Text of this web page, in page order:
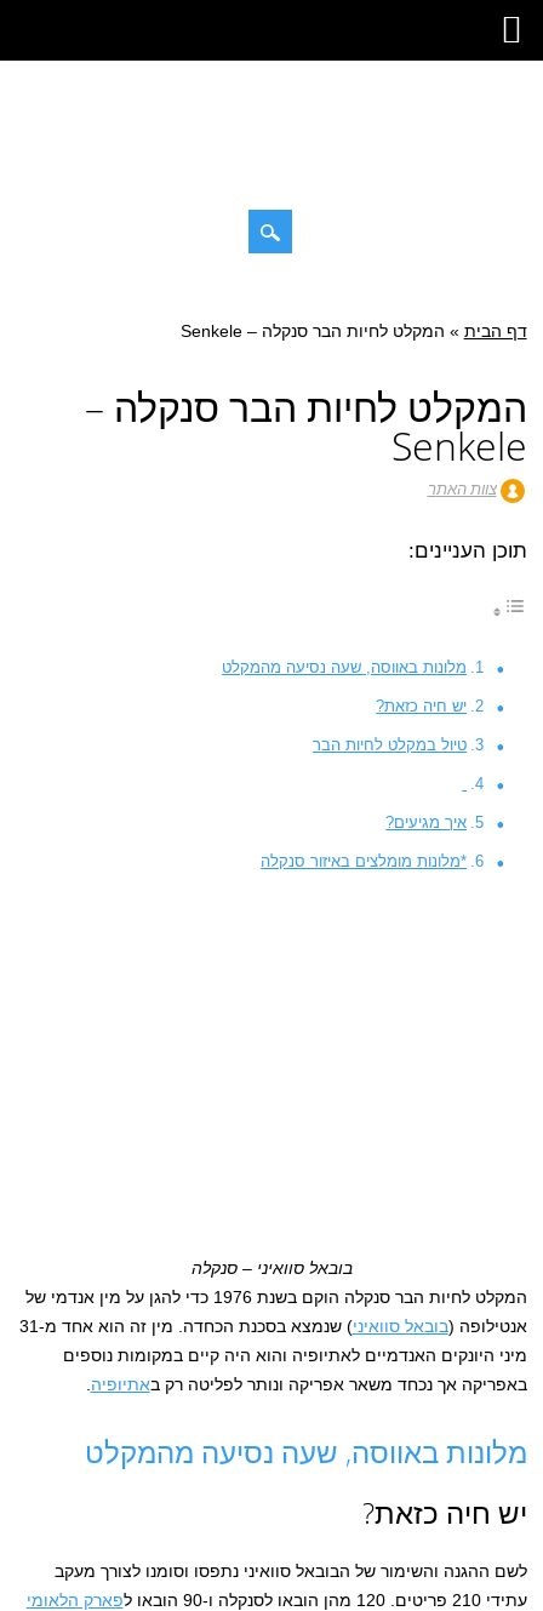
לתוכן
דף הבית » המקלט לחיות הבר סנקלה – Senkele
המקלט לחיות הבר סנקלה –
Senkele
צוות האתר
תוכן העניינים:
מלונות באווסה, שעה נסיעה מהמקלט
יש חיה כזאת?
טיול במקלט לחיות הבר
איך מגיעים?
*מלונות מומלצים באיזור סנקלה
בובאל סוואיני – סנקלה
המקלט לחיות הבר סנקלה הוקם בשנת 1976 כדי להגן על מין אנדמי של
אנטילופה (בובאל סוואיני
) שנמצא בסכנת הכחדה. מין זה הוא אחד מ-31
מיני היונקים האנדמיים לאתיופיה והוא היה קיים במקומות נוספים
באפריקה אך נכחד משאר אפריקה ונותר לפליטה רק באתיופיה
מלונות באווסה, שעה נסיעה מהמקלט
יש חיה כזאת?
לשם ההגנה והשימור של הבובאל סוואיני נתפסו וסומנו לצורך מעקב
עתידי 210 פריטים. 120 מהן הובאו לסנקלה ו-90 הובאו ל
פארק הלאומי